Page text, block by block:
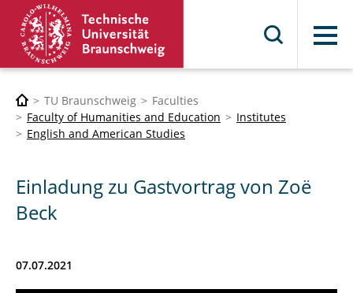
Menu
TU Braunschweig
Faculties
Faculty of Humanities and Education
Institutes
English and American Studies
Einladung zu Gastvortrag von Zoë
Beck
07.07.2021